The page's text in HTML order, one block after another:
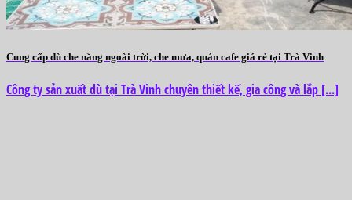
Cung cấp dù che nắng ngoài trời, che mưa, quán cafe giá rẻ tại Trà Vinh
Công ty sản xuất dù tại Trà Vinh chuyên thiết kế, gia công và lắp [...]